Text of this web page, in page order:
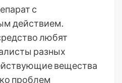
с
действием.
любят
разных
вещества
проблем